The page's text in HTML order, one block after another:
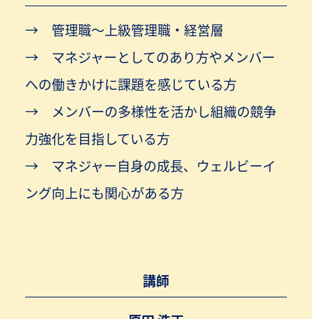
管理職～上級管理職・経営層
マネジャーとしてのあり方やメンバー
への働きかけに課題を感じている方
メンバーの多様性を活かし組織の競争
力強化を目指している方
マネジャー自身の成長、ウェルビーイ
ング向上にも関心がある方
講師